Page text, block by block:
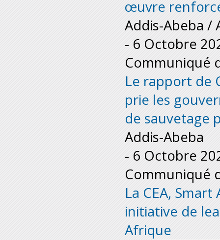
œuvre
Addis-Abeba /
- 6 Octobre
Communiqué
Le rapport de
prie les
de sauvetage
Addis-Abeba
- 6 Octobre
Communiqué
La CEA,
initiative de
Afrique